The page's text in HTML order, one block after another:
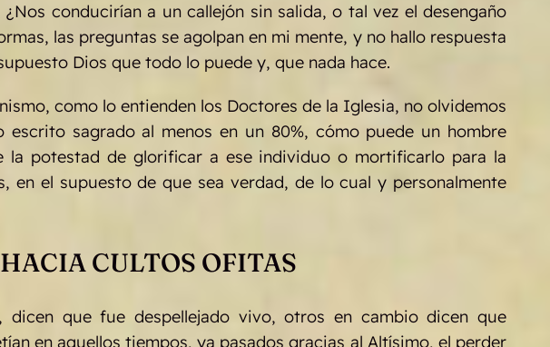
conducirían a un callejón sin salida, o tal vez el desengaño
las preguntas se agolpan en mi mente, y no hallo respuesta
Dios que todo lo puede y, que nada hace.
como lo entienden los Doctores de la Iglesia, no olvidemos
sagrado al menos en un 80%, cómo puede un hombre
potestad de glorificar a ese individuo o mortificarlo para la
en el supuesto de que sea verdad, de lo cual y personalmente
CULTOS OFITAS
que fue despellejado vivo, otros en cambio dicen que
en aquellos tiempos, ya pasados gracias al Altísimo, el perder